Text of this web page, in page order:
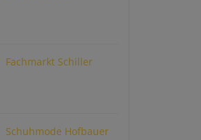
Fachmarkt Schiller
Schuhmode Hofbauer